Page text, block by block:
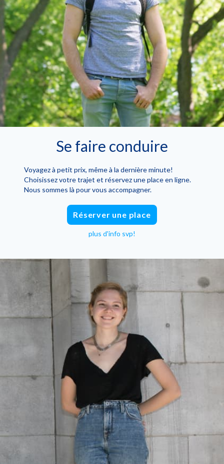
Se faire conduire
Voyagez à petit prix, même à la dernière minute!
Choisissez votre trajet et réservez une place en ligne.
Nous sommes là pour vous accompagner.
Réserver une place
plus d'info svp!